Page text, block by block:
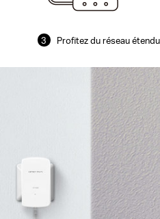
3 Profitez du réseau